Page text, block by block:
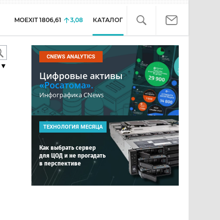
MOEXIT 1806,61 3,08 КАТАЛОГ
CNEWS ANALYTICS
Цифровые активы
«Росатома».
Инфографика CNews
ТЕХНОЛОГИЯ МЕСЯЦА
Как выбрать сервер
для ЦОД и не прогадать
в перспективе